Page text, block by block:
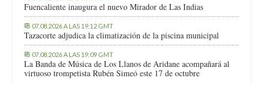
Fuencaliente inaugura el nuevo Mirador de Las Indias
07.08.2026 A LAS 19:12 GMT
Tazacorte adjudica la climatización de la piscina municipal
07.08.2026 A LAS 19:09 GMT
La Banda de Música de Los Llanos de Aridane acompañará al
virtuoso trompetista Rubén Simeó este 17 de octubre